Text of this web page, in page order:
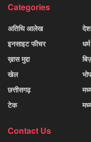
Categories
अतिथि आलेख
इनसाइट फीचर
ख़ास मुद्दा
खेल
छत्तीसगढ़
टेक
देश
Contact Us